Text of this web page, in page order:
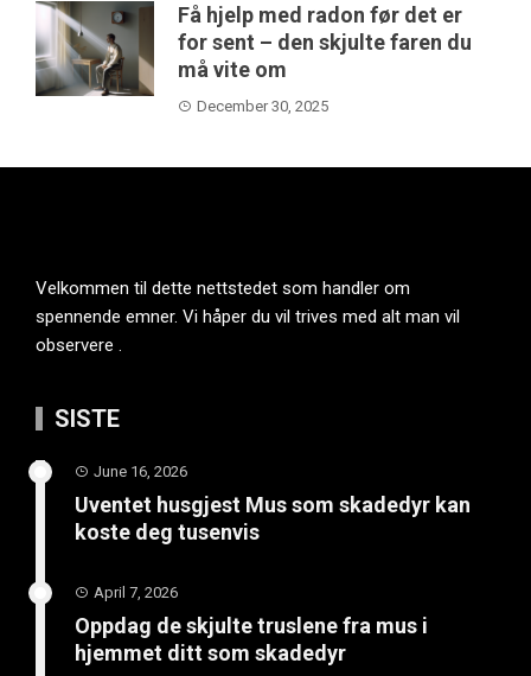
Få hjelp med radon før det er
for sent – den skjulte faren du
må vite om
December 30, 2025
Velkommen til dette nettstedet som handler om
spennende emner. Vi håper du vil trives med alt man vil
observere .
SISTE
June 16, 2026
Uventet husgjest Mus som skadedyr kan
koste deg tusenvis
April 7, 2026
Oppdag de skjulte truslene fra mus i
hjemmet ditt som skadedyr